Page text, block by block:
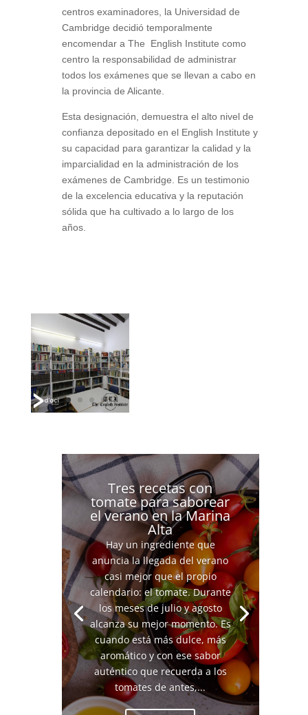
centros examinadores, la Universidad de
Cambridge decidió temporalmente
encomendar a The English Institute como
centro la responsabilidad de administrar
todos los exámenes que se llevan a cabo en
la provincia de Alicante.
Esta designación, demuestra el alto nivel de
confianza depositado en el English Institute y
su capacidad para garantizar la calidad y la
imparcialidad en la administración de los
exámenes de Cambridge. Es un testimonio
de la excelencia educativa y la reputación
sólida que ha cultivado a lo largo de los
años.
Tres recetas con
tomate para saborear
el verano en la Marina
Alta
Hay un ingrediente que
anuncia la llegada del verano
casi mejor que el propio
calendario: el tomate. Durante
los meses de julio y agosto
alcanza su mejor momento. Es
cuando está más dulce, más
aromático y con ese sabor
auténtico que recuerda a los
tomates de antes,...